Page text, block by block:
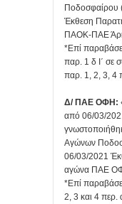
Ποδοσφαίρου
Έκθεση
ΠΑΟΚ-ΠΑΕ
*Επί
παρ. 1 δ Ι΄ σε
παρ. 1, 2, 3, 4
Δ/ ΠΑΕ ΟΦΗ:
από 06/03/
Αγώνων
06/03/2021
αγώνα ΠΑΕ
*Επί
2, 3 και 4 περ.